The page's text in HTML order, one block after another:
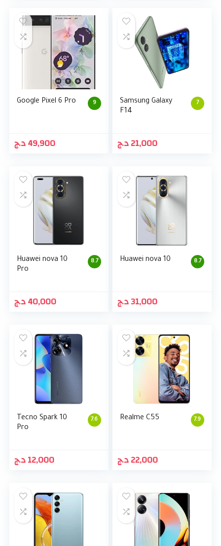
9
Google Pixel 6 Pro
49,900د.ج
7
Samsung Galaxy
F14
21,000د.ج
8.7
Huawei nova 10
Pro
40,000د.ج
8.7
Huawei nova 10
31,000د.ج
7.6
Tecno Spark 10
Pro
12,000د.ج
7.9
Realme C55
22,000د.ج